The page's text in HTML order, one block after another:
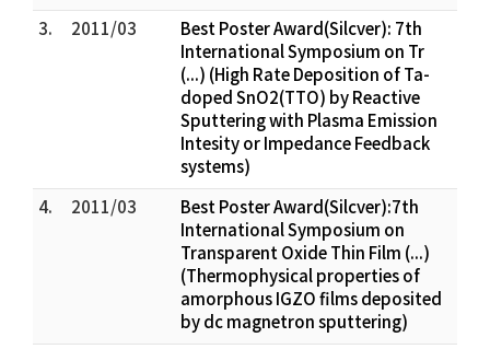
3.
2011/03
Best Poster Award(Silcver): 7th
International Symposium on Tr
(...) (High Rate Deposition of Ta-
doped SnO2(TTO) by Reactive
Sputtering with Plasma Emission
Intesity or Impedance Feedback
systems)
4.
2011/03
Best Poster Award(Silcver):7th
International Symposium on
Transparent Oxide Thin Film (...)
(Thermophysical properties of
amorphous IGZO films deposited
by dc magnetron sputtering)